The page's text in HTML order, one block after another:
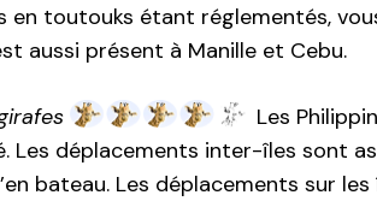
en toutouks étant réglementés,
aussi présent à Manille et Cebu.
Les
Les déplacements inter-îles sont
bateau. Les déplacements sur